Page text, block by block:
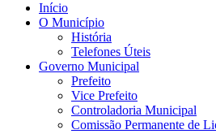
Início
O Município
História
Telefones Úteis
Governo Municipal
Prefeito
Vice Prefeito
Controladoria Municipal
Comissão Permanente de